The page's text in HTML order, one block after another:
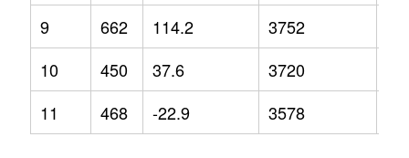
9
662 114.2 3752
10
450 37.6 3720
11
468 -22.9 3578